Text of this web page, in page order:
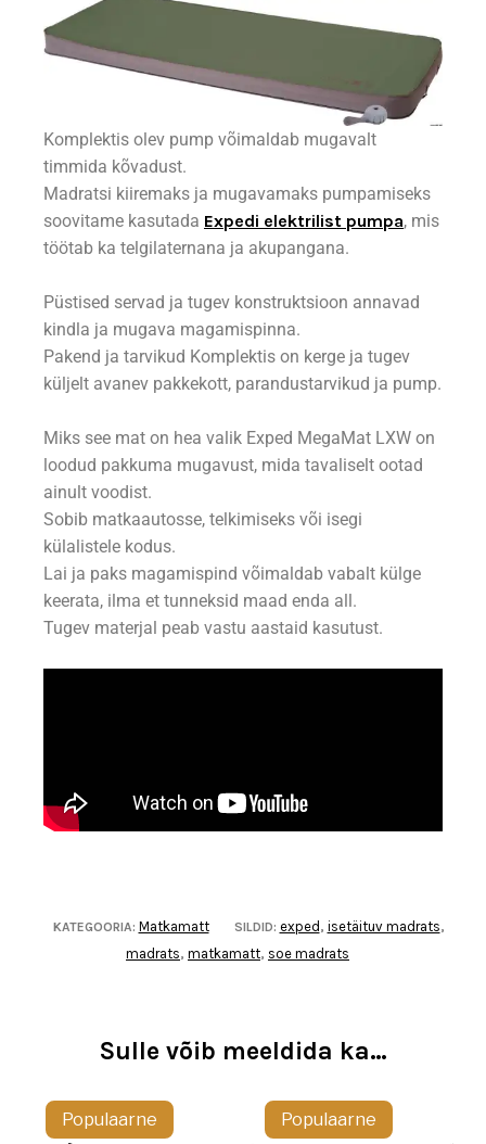
Komplektis olev pump võimaldab mugavalt
timmida kõvadust.
Madratsi kiiremaks ja mugavamaks pumpamiseks
soovitame kasutada Expedi elektrilist pumpa, mis
töötab ka telgilaternana ja akupangana.
Püstised servad ja tugev konstruktsioon annavad
kindla ja mugava magamispinna.
Pakend ja tarvikud Komplektis on kerge ja tugev
küljelt avanev pakkekott, parandustarvikud ja pump.
Miks see mat on hea valik Exped MegaMat LXW on
loodud pakkuma mugavust, mida tavaliselt ootad
ainult voodist.
Sobib matkaautosse, telkimiseks või isegi
külalistele kodus.
Lai ja paks magamispind võimaldab vabalt külge
keerata, ilma et tunneksid maad enda all.
Tugev materjal peab vastu aastaid kasutust.
KATEGOORIA: Matkamatt SILDID: exped, isetäituv madrats,
madrats, matkamatt, soe madrats
Sulle võib meeldida ka…
Populaarne Populaarne